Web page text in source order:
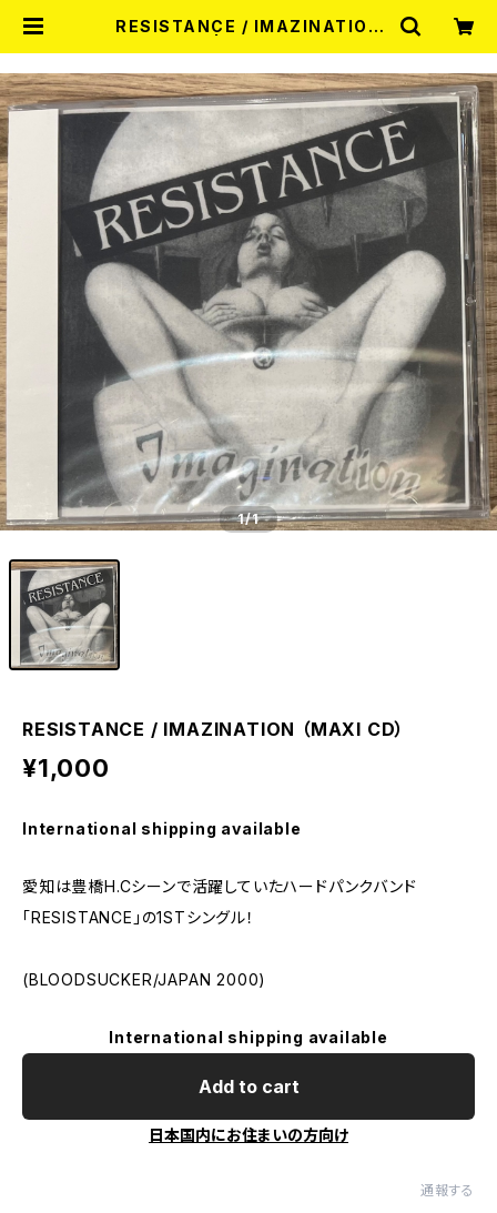
RESISTANCE / IMAZINATION
1/1
RESISTANCE / IMAZINATION （MAXI CD）
¥1,000
International shipping available
愛知は豊橋H.Cシーンで活躍していたハードパンクバンド
「RESISTANCE」の1STシングル！
(BLOODSUCKER/JAPAN 2000)
International shipping available
Add to cart
日本国内にお住まいの方向け
通報する